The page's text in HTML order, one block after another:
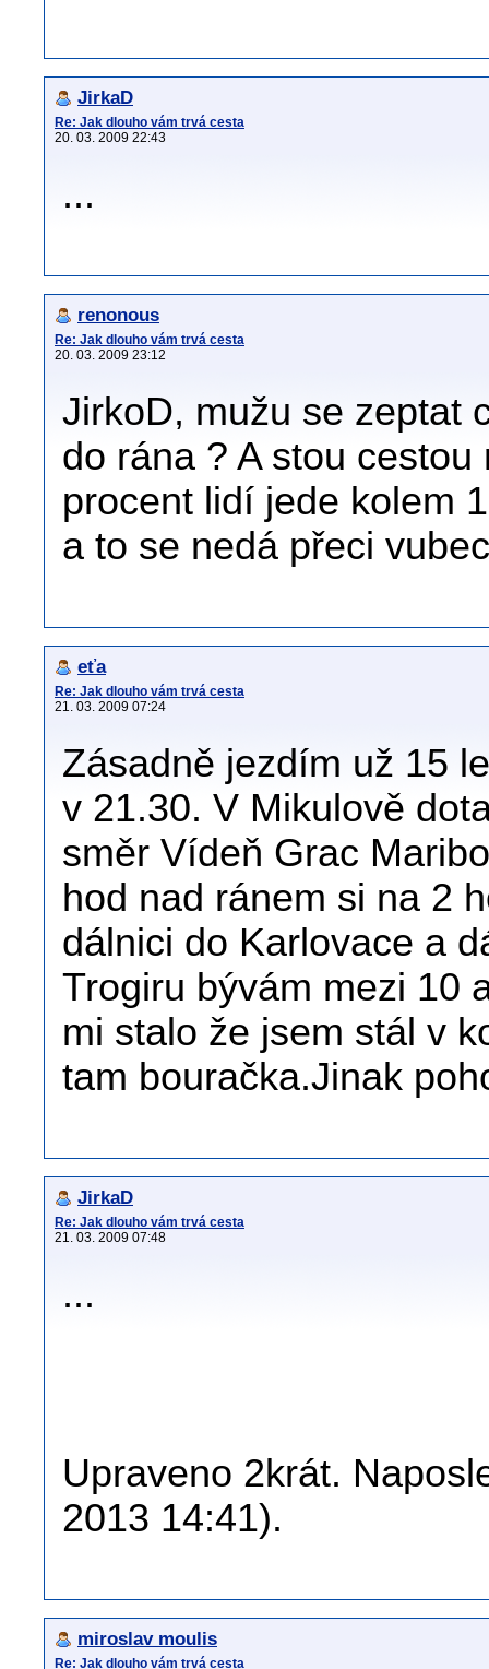
JirkaD
Re: Jak dlouho vám trvá cesta
20. 03. 2009 22:43
...
renonous
Re: Jak dlouho vám trvá cesta
20. 03. 2009 23:12
JirkoD, mužu se zeptat
do rána ? A stou
procent lidí jede kolem
a to se nedá přeci
eťa
Re: Jak dlouho vám trvá cesta
21. 03. 2009 07:24
Zásadně jezdím už 15
v 21.30. V Mikulově
směr Vídeň Grac
hod nad ránem si na 2
dálnici do Karlovace a
Trogiru bývám mezi 10
mi stalo že jsem stál v
tam bouračka.Jinak
JirkaD
Re: Jak dlouho vám trvá cesta
21. 03. 2009 07:48
...
Upraveno 2krát.
2013 14:41).
miroslav moulis
Re: Jak dlouho vám trvá cesta